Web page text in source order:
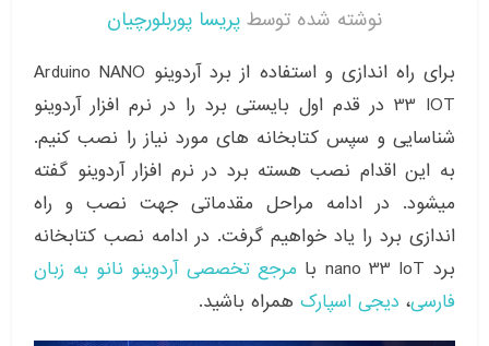
نوشته شده توسط پریسا پوربلورچیان
برای راه اندازی و استفاده از برد آردوینو Arduino NANO
33 IOT در قدم اول بایستی برد را در نرم افزار آردوینو
شناسایی و سپس کتابخانه های مورد نیاز را نصب کنیم.
به این اقدام نصب هسته برد در نرم افزار آردوینو گفته
میشود. در ادامه مراحل مقدماتی جهت نصب و راه
اندازی برد را یاد خواهیم گرفت. در ادامه نصب کتابخانه
برد nano 33 IoT با
مرجع تخصصی آردوینو نانو به زبان
فارسی، دیجی اسپارک همراه باشید.